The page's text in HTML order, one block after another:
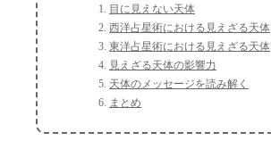
目に見えない天体
西洋占星術における見えざる天体
東洋占星術における見えざる天体
見えざる天体の影響力
天体のメッセージを読み解く
まとめ